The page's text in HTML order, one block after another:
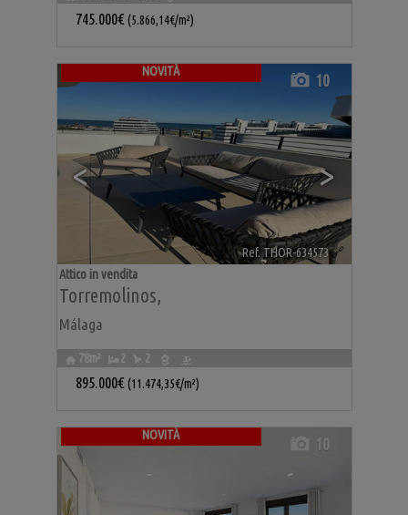
745.000€ (5.866,14€/m²)
NOVITÀ
< >
10
Ref. THOR-634573🔗
Torremolinos,
Málaga
Attico in vendita
78m² 2 2
895.000€ (11.474,35€/m²)
NOVITÀ 10